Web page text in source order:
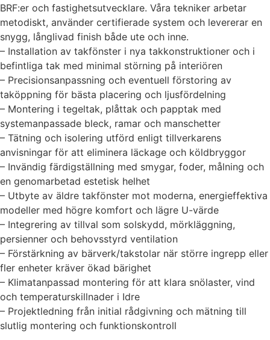
BRF:er och fastighetsutvecklare. Våra tekniker arbetar
metodiskt, använder certifierade system och levererar en
snygg, långlivad finish både ute och inne.
– Installation av takfönster i nya takkonstruktioner och i
befintliga tak med minimal störning på interiören
– Precisionsanpassning och eventuell förstoring av
taköppning för bästa placering och ljusfördelning
– Montering i tegeltak, plåttak och papptak med
systemanpassade bleck, ramar och manschetter
– Tätning och isolering utförd enligt tillverkarens
anvisningar för att eliminera läckage och köldbryggor
– Invändig färdigställning med smygar, foder, målning och
en genomarbetad estetisk helhet
– Utbyte av äldre takfönster mot moderna, energieffektiva
modeller med högre komfort och lägre U-värde
– Integrering av tillval som solskydd, mörkläggning,
persienner och behovsstyrd ventilation
– Förstärkning av bärverk/takstolar när större ingrepp eller
fler enheter kräver ökad bärighet
– Klimatanpassad montering för att klara snölaster, vind
och temperaturskillnader i Idre
– Projektledning från initial rådgivning och mätning till
slutlig montering och funktionskontroll